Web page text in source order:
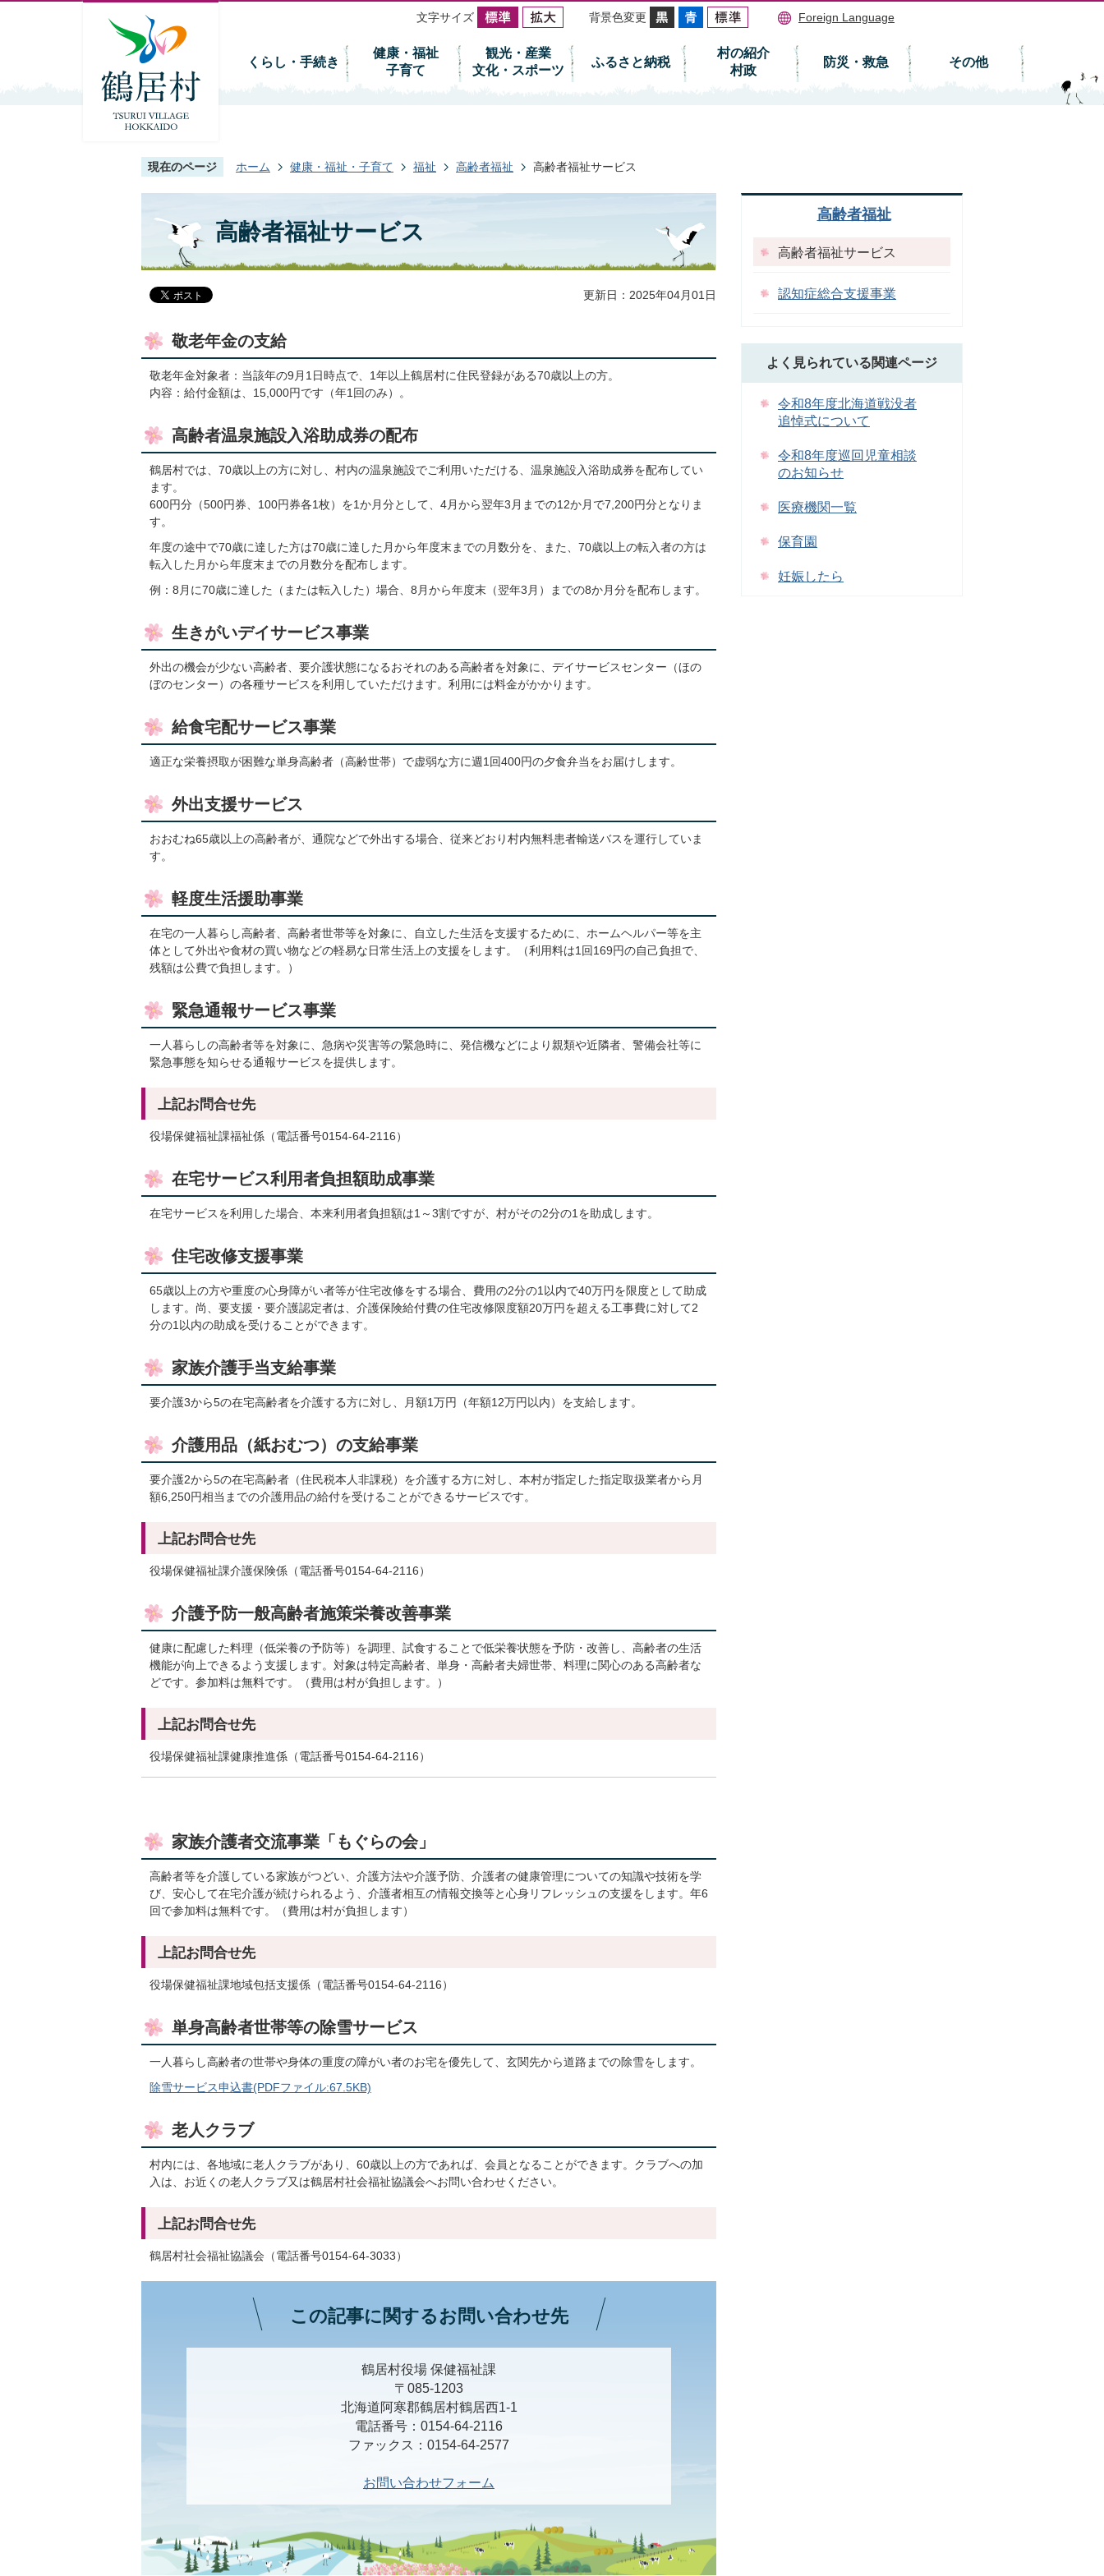
文字サイズ 背景色変更 Foreign Language
くらし・手続き
健康・福祉
子育て
観光・産業
文化・スポーツ
ふるさと納税
村の紹介
村政
防災・救急 その他
現在のページ ホーム 健康・福祉・子育て 福祉 高齢者福祉 高齢者福祉サービス
高齢者福祉サービス
更新日：2025年04月01日
敬老年金の支給
敬老年金対象者：当該年の9月1日時点で、1年以上鶴居村に住民登録がある70歳以上の方。
内容：給付金額は、15,000円です（年1回のみ）。
高齢者温泉施設入浴助成券の配布
鶴居村では、70歳以上の方に対し、村内の温泉施設でご利用いただける、温泉施設入浴助成券を配布してい
ます。
600円分（500円券、100円券各1枚）を1か月分として、4月から翌年3月までの12か月で7,200円分となりま
す。
年度の途中で70歳に達した方は70歳に達した月から年度末までの月数分を、また、70歳以上の転入者の方は
転入した月から年度末までの月数分を配布します。
例：8月に70歳に達した（または転入した）場合、8月から年度末（翌年3月）までの8か月分を配布します。
生きがいデイサービス事業
外出の機会が少ない高齢者、要介護状態になるおそれのある高齢者を対象に、デイサービスセンター（ほの
ぼのセンター）の各種サービスを利用していただけます。利用には料金がかかります。
給食宅配サービス事業
適正な栄養摂取が困難な単身高齢者（高齢世帯）で虚弱な方に週1回400円の夕食弁当をお届けします。
外出支援サービス
おおむね65歳以上の高齢者が、通院などで外出する場合、従来どおり村内無料患者輸送バスを運行していま
す。
軽度生活援助事業
在宅の一人暮らし高齢者、高齢者世帯等を対象に、自立した生活を支援するために、ホームヘルパー等を主
体として外出や食材の買い物などの軽易な日常生活上の支援をします。（利用料は1回169円の自己負担で、
残額は公費で負担します。）
緊急通報サービス事業
一人暮らしの高齢者等を対象に、急病や災害等の緊急時に、発信機などにより親類や近隣者、警備会社等に
緊急事態を知らせる通報サービスを提供します。
上記お問合せ先
役場保健福祉課福祉係（電話番号0154-64-2116）
在宅サービス利用者負担額助成事業
在宅サービスを利用した場合、本来利用者負担額は1～3割ですが、村がその2分の1を助成します。
住宅改修支援事業
65歳以上の方や重度の心身障がい者等が住宅改修をする場合、費用の2分の1以内で40万円を限度として助成
します。尚、要支援・要介護認定者は、介護保険給付費の住宅改修限度額20万円を超える工事費に対して2
分の1以内の助成を受けることができます。
家族介護手当支給事業
要介護3から5の在宅高齢者を介護する方に対し、月額1万円（年額12万円以内）を支給します。
介護用品（紙おむつ）の支給事業
要介護2から5の在宅高齢者（住民税本人非課税）を介護する方に対し、本村が指定した指定取扱業者から月
額6,250円相当までの介護用品の給付を受けることができるサービスです。
上記お問合せ先
役場保健福祉課介護保険係（電話番号0154-64-2116）
介護予防一般高齢者施策栄養改善事業
健康に配慮した料理（低栄養の予防等）を調理、試食することで低栄養状態を予防・改善し、高齢者の生活
機能が向上できるよう支援します。対象は特定高齢者、単身・高齢者夫婦世帯、料理に関心のある高齢者な
どです。参加料は無料です。（費用は村が負担します。）
上記お問合せ先
役場保健福祉課健康推進係（電話番号0154-64-2116）
家族介護者交流事業「もぐらの会」
高齢者等を介護している家族がつどい、介護方法や介護予防、介護者の健康管理についての知識や技術を学
び、安心して在宅介護が続けられるよう、介護者相互の情報交換等と心身リフレッシュの支援をします。年6
回で参加料は無料です。（費用は村が負担します）
上記お問合せ先
役場保健福祉課地域包括支援係（電話番号0154-64-2116）
単身高齢者世帯等の除雪サービス
一人暮らし高齢者の世帯や身体の重度の障がい者のお宅を優先して、玄関先から道路までの除雪をします。
除雪サービス申込書(PDFファイル:67.5KB)
老人クラブ
村内には、各地域に老人クラブがあり、60歳以上の方であれば、会員となることができます。クラブへの加
入は、お近くの老人クラブ又は鶴居村社会福祉協議会へお問い合わせください。
上記お問合せ先
鶴居村社会福祉協議会（電話番号0154-64-3033）
この記事に関するお問い合わせ先
鶴居村役場 保健福祉課
〒085-1203
北海道阿寒郡鶴居村鶴居西1-1
電話番号：0154-64-2116
ファックス：0154-64-2577
お問い合わせフォーム
高齢者福祉
高齢者福祉サービス
認知症総合支援事業
よく見られている関連ページ
令和8年度北海道戦没者
追悼式について
令和8年度巡回児童相談
のお知らせ
医療機関一覧
保育園
妊娠したら